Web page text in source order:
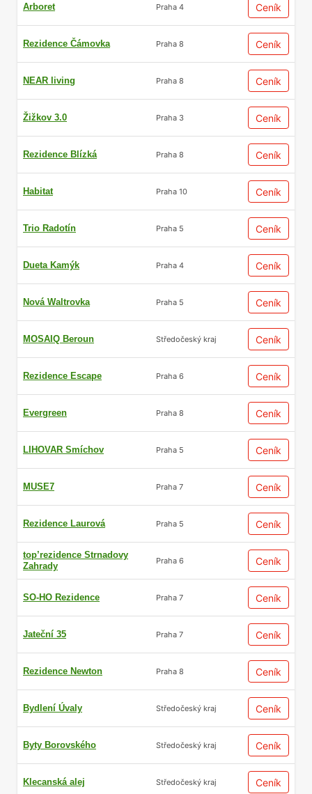
Arboret Praha 4 Ceník
Rezidence Čámovka Praha 8 Ceník
NEAR living Praha 8 Ceník
Žižkov 3.0 Praha 3 Ceník
Rezidence Blízká Praha 8 Ceník
Habitat Praha 10 Ceník
Trio Radotín Praha 5 Ceník
Dueta Kamýk Praha 4 Ceník
Nová Waltrovka Praha 5 Ceník
MOSAIQ Beroun Středočeský kraj Ceník
Rezidence Escape Praha 6 Ceník
Evergreen Praha 8 Ceník
LIHOVAR Smíchov Praha 5 Ceník
MUSE7 Praha 7 Ceník
Rezidence Laurová Praha 5 Ceník
top’rezidence Strnadovy
Zahrady
Praha 6 Ceník
SO-HO Rezidence Praha 7 Ceník
Jateční 35 Praha 7 Ceník
Rezidence Newton Praha 8 Ceník
Bydlení Úvaly Středočeský kraj Ceník
Byty Borovského Středočeský kraj Ceník
Klecanská alej Středočeský kraj Ceník